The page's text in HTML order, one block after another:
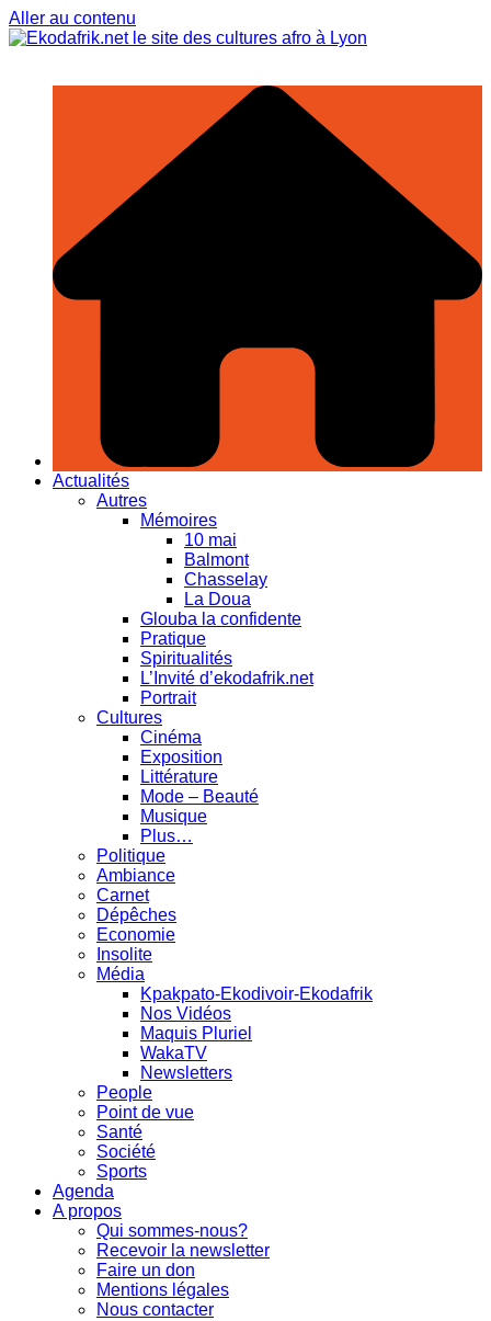
Aller au contenu
Actualités
Autres
Mémoires
10 mai
Balmont
Chasselay
La Doua
Glouba la confidente
Pratique
Spiritualités
L’Invité d’ekodafrik.net
Portrait
Cultures
Cinéma
Exposition
Littérature
Mode – Beauté
Musique
Plus…
Politique
Ambiance
Carnet
Dépêches
Economie
Insolite
Média
Kpakpato-Ekodivoir-Ekodafrik
Nos Vidéos
Maquis Pluriel
WakaTV
Newsletters
People
Point de vue
Santé
Société
Sports
Agenda
A propos
Qui sommes-nous?
Recevoir la newsletter
Faire un don
Mentions légales
Nous contacter